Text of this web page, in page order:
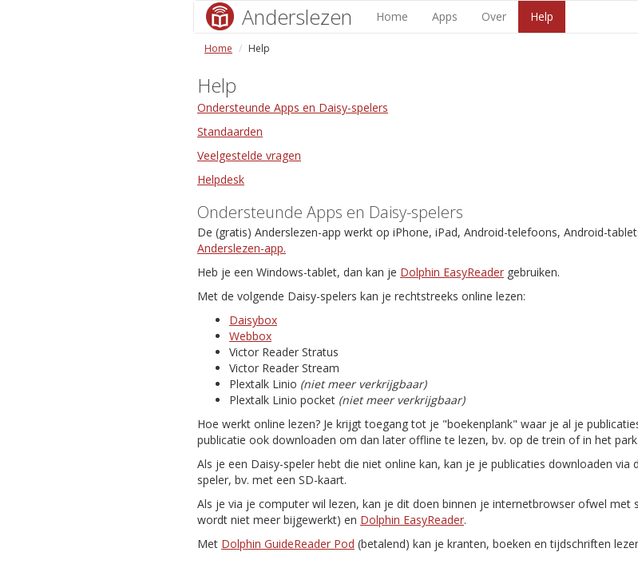
Anderslezen Home Apps Over Help
Home Help
Help
Ondersteunde Apps en Daisy-spelers
Standaarden
Veelgestelde vragen
Helpdesk
Ondersteunde Apps en Daisy-spelers
De (gratis) Anderslezen-app werkt op iPhone, iPad, Android-telefoons, Android-
Anderslezen-app.
Heb je een Windows-tablet, dan kan je Dolphin EasyReader gebruiken.
Met de volgende Daisy-spelers kan je rechtstreeks online lezen:
Daisybox
Webbox
Victor Reader Stratus
Victor Reader Stream
Plextalk Linio (niet meer verkrijgbaar)
Plextalk Linio pocket (niet meer verkrijgbaar)
Hoe werkt online lezen? Je krijgt toegang tot je "boekenplank" waar je al je
publicatie ook downloaden om dan later offline te lezen, bv. op de trein of in het park.
Als je een Daisy-speler hebt die niet online kan, kan je je publicaties downloaden
speler, bv. met een SD-kaart.
Als je via je computer wil lezen, kan je dit doen binnen je internetbrowser ofwel met
wordt niet meer bijgewerkt) en Dolphin EasyReader.
Met Dolphin GuideReader Pod (betalend) kan je kranten, boeken en tijdschriften